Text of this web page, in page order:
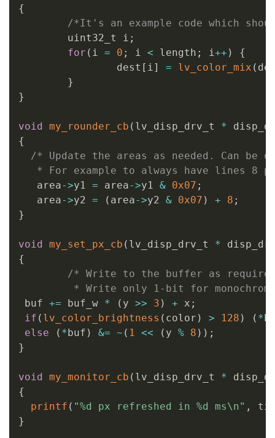
{
/*It's an example code which
        uint32_t i
;
for ( i = 0 ; i < length ; i++ )
{
                dest
[ i] = lv_color_mix (
}
}
void my_rounder_cb ( lv_disp_drv_t *
{
/* Update the areas as needed. Can be
* For example to always have lines 8
   area
->y1 = area->y1 & 0x07 ;
   area
->y2 = ( area->y2 & 0x07 ) + 8 ;
}
void my_set_px_cb ( lv_disp_drv_t *
{
/* Write to the buffer as
* Write only 1-bit for
buf += buf_w * ( y >> 3 ) + x ;
if ( lv_color_brightness ( color ) > 128 ) ( *
else
( *buf ) &= ~ ( 1 << ( y % 8 ) ) ;
}
void my_monitor_cb ( lv_disp_drv_t *
{
printf ( "%d px refreshed in %d ms\n" ,
}